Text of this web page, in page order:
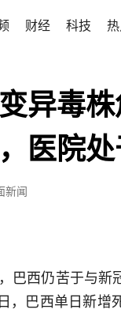
财经 科技
异毒
医院
新闻
巴西仍苦于与
，巴西单日新